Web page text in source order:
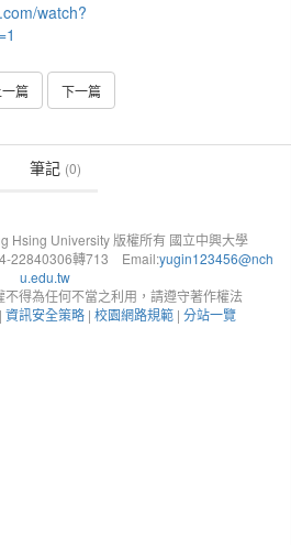
watch?
一篇 下一篇
筆記 (0)
Hsing University 版權所有 國立中興大學
22840306轉713 Email:yugin123456@nch
u.edu.tw
得為任何不當之利用，請遵守著作權法
| 資訊安全策略 | 校園網路規範 | 分站一覽